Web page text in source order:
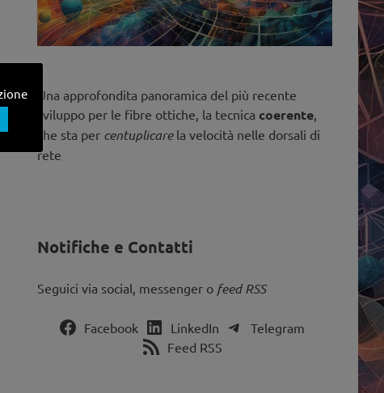
Una approfondita panoramica del più recente
sviluppo per le fibre ottiche, la tecnica coerente,
che sta per centuplicarela velocità nelle dorsali di
rete
Notifiche e Contatti
Seguici via social, messenger o feed RSS
Facebook LinkedIn
Telegram
Feed RSS